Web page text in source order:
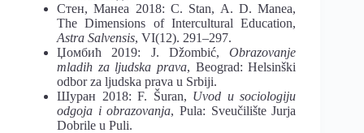
Стен, Манеа 2018: C. Stan, A. D. Manea,
The Dimensions of Intercultural Education,
Astra Salvensis, VI(12). 291–297.
Џомбић 2019: J. Džombić,Obrazovanje
mladih za ljudska prava, Beograd: Helsinški
odbor za ljudska prava u Srbiji.
Шуран 2018: F. Šuran, Uvod u sociologiju
odgoja i obrazovanja, Pula: Sveučilište Jurja
Dobrile u Puli.